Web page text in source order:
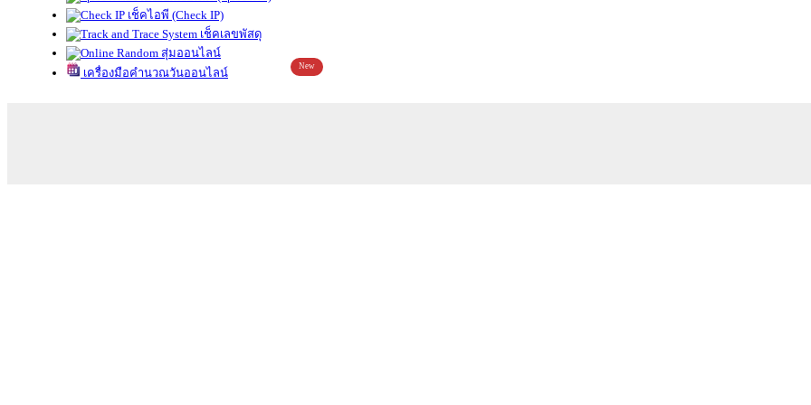
เช็คไอพี (Check IP)
เช็คเลขพัสดุ
สุ่มออนไลน์
เครื่องมือคำนวณวันออนไลน์
New